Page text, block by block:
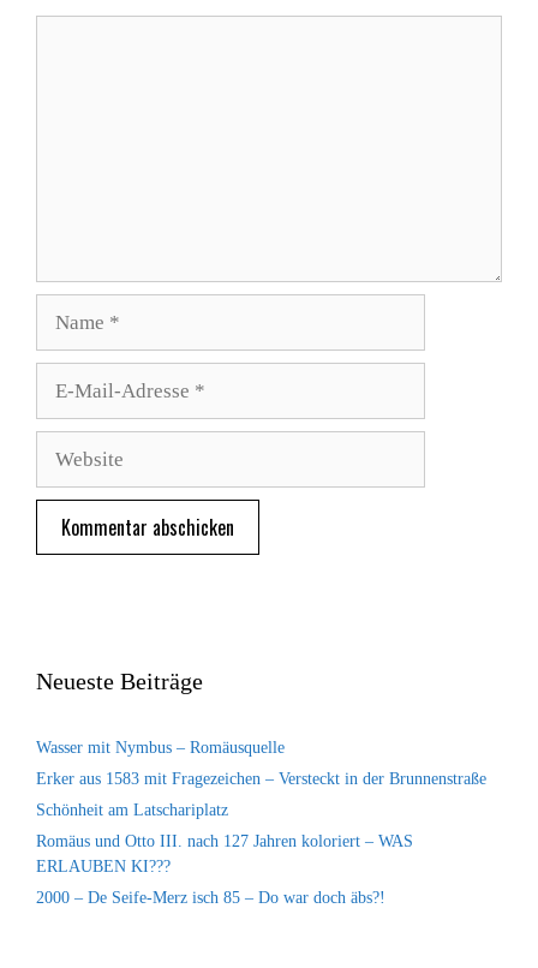
Adresse
Neueste Beiträge
Wasser mit Nymbus – Romäusquelle
Erker aus 1583 mit Fragezeichen – Versteckt in der Brunnenstraße
Schönheit am Latschariplatz
Romäus und Otto III. nach 127 Jahren koloriert – WAS
ERLAUBEN KI???
2000 – De Seife-Merz isch 85 – Do war doch äbs?!